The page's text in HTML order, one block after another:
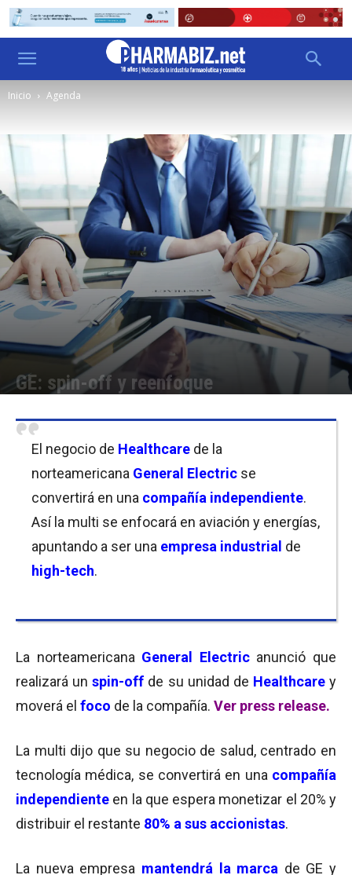
Inicio Agenda
GE: spin-off y reenfoque
El negocio de Healthcare de la
norteamericana General Electric se
convertirá en una compañía independiente.
Así la multi se enfocará en aviación y energías,
apuntando a ser una empresa industrial de
high-tech.
La norteamericana General Electricanunció que
realizará unspin-off de su unidad de Healthcarey
moverá el foco de la compañía. Ver press release.
La multi dijo que su negocio de salud, centrado en
tecnología médica, se convertirá en una compañía
independiente en la que espera monetizar el 20% y
distribuir el restante 80% a sus accionistas.
La nueva empresa mantendrá la marca de GE y